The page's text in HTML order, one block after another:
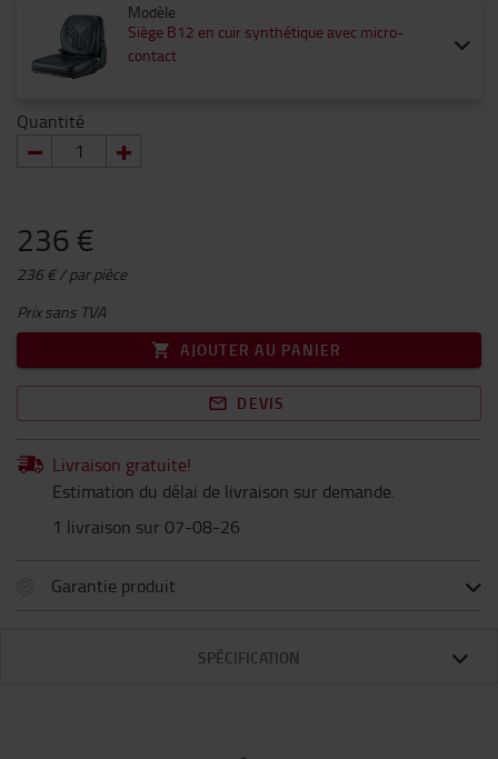
Modèle
Siège B12 en cuir synthétique avec micro-
contact
Quantité
236 €
236 € / par pièce
Prix sans TVA
AJOUTER AU PANIER
DEVIS
Livraison gratuite!
Estimation du délai de livraison sur demande.
1 livraison sur 07-08-26
Garantie produit
SPÉCIFICATION